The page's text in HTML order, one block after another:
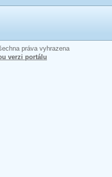
práva vyhrazena
verzi portálu